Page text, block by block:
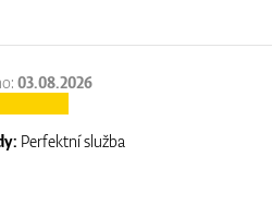
03.08.2026
Perfektní služba